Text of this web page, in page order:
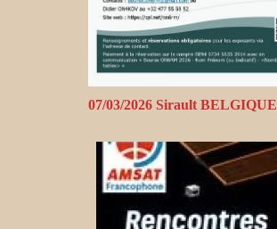
07/03/2026 Sirault BELGIQUE